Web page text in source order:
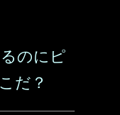
のにピ
だ？